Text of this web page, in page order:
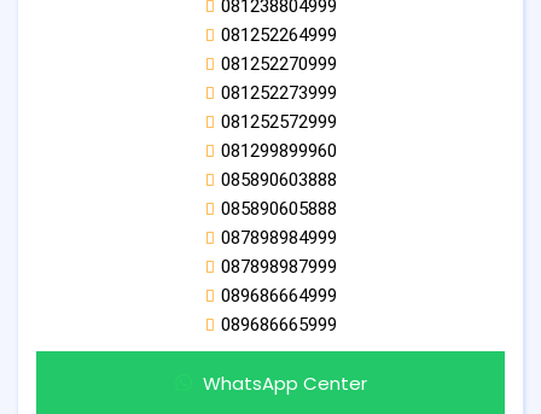
081238804999
081252264999
081252270999
081252273999
081252572999
081299899960
085890603888
085890605888
087898984999
087898987999
089686664999
089686665999
WhatsApp Center